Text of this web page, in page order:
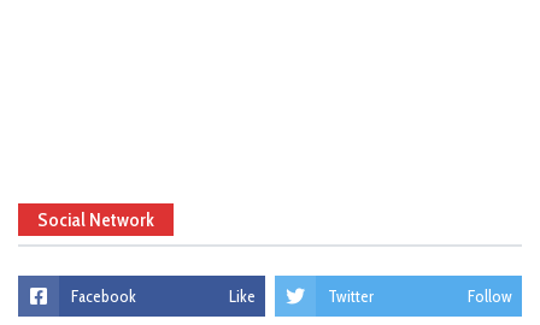
Social Network
Facebook Like Twitter Follow